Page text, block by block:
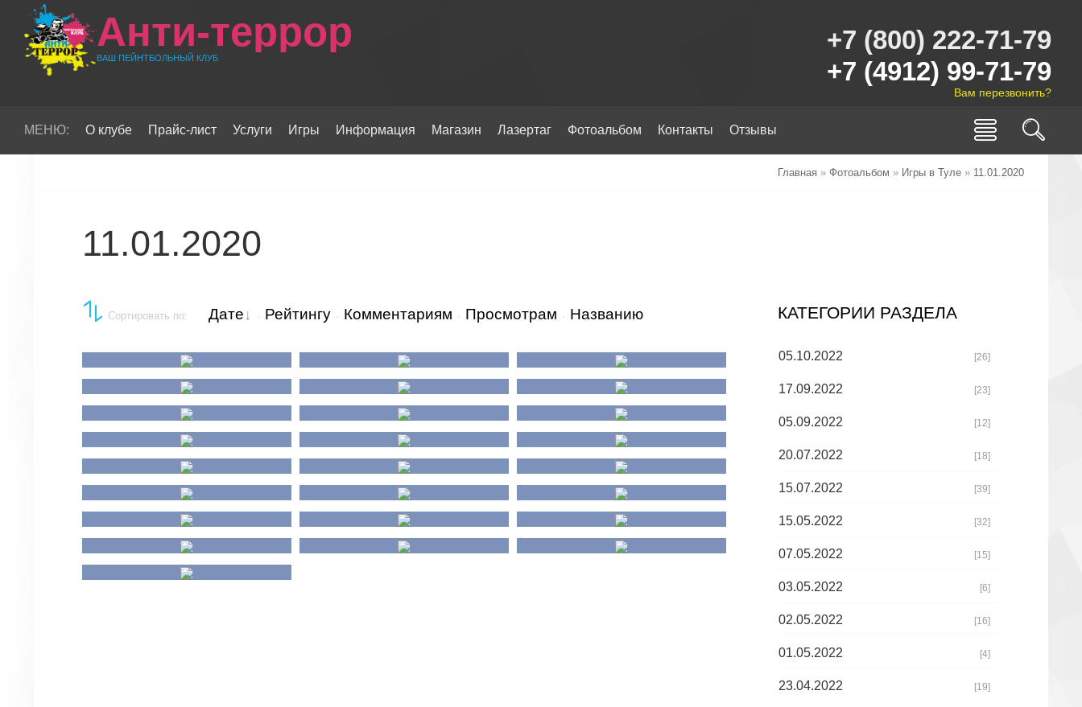
Анти-террор
ВАШ ПЕЙНТБОЛЬНЫЙ КЛУБ
+7 (800) 222-71-79
+7 (4912) 99-71-79
Вам перезвонить?
МЕНЮ: О клубе Прайс-лист Услуги Игры Информация Магазин Лазертаг Фотоальбом Контакты Отзывы
Главная » Фотоальбом » Игры в Туле » 11.01.2020
11.01.2020
Сортировать по: Дате · Рейтингу · Комментариям · Просмотрам · Названию КАТЕГОРИИ РАЗДЕЛА
05.10.2022 [26]
17.09.2022 [23]
05.09.2022 [12]
20.07.2022 [18]
15.07.2022 [39]
15.05.2022 [32]
07.05.2022 [15]
03.05.2022 [6]
02.05.2022 [16]
01.05.2022 [4]
23.04.2022 [19]